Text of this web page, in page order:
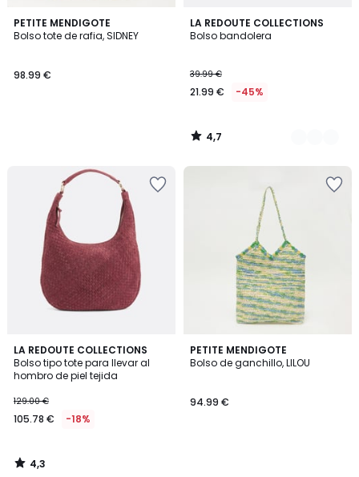
PETITE MENDIGOTE
Bolso tote de rafia, SIDNEY
98.99 €
LA REDOUTE COLLECTIONS
Bolso bandolera
39.99 €
21.99 € -45%
4,7
/ 5
2
Colores
4,7
/
LA REDOUTE COLLECTIONS
Bolso tipo tote para llevar al
hombro de piel tejida
129.00 €
105.78 € -18%
4,3
/ 5
4,3
/
PETITE MENDIGOTE
Bolso de ganchillo, LILOU
94.99 €